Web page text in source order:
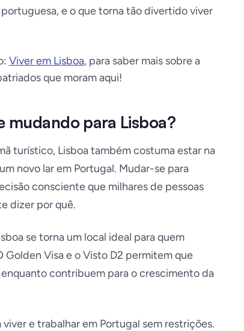
e o que torna tão divertido viver
Viver em Lisboa, para saber mais sobre a
que moram aqui!
mudando para Lisboa?
turístico, Lisboa também costuma estar na
novo lar em Portugal. Mudar-se para
consciente que milhares de pessoas
dizer por quê.
se torna um local ideal para quem
Visa e o Visto D2 permitem que
contribuem para o crescimento da
e trabalhar em Portugal sem restrições.